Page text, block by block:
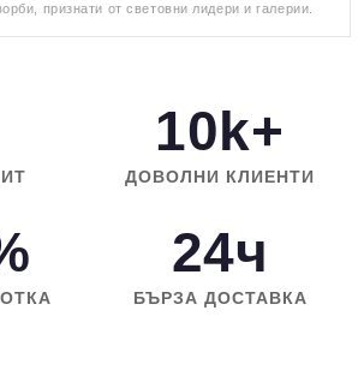
признати от световни лидери и галерии.
10k+
ДОВОЛНИ КЛИЕНТИ
24ч
БЪРЗА ДОСТАВКА